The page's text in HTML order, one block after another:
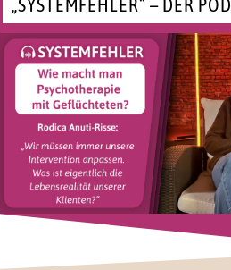
„SYSTEMFEHLER“ – DER